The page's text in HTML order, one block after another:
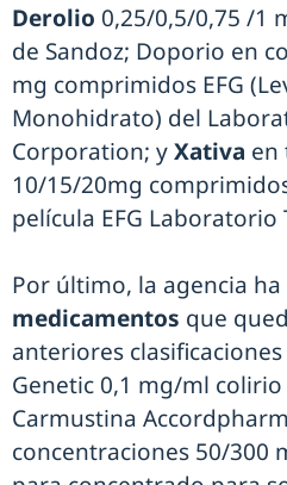
Derolio 0,25/0,5/0,75 /1
de Sandoz; Doporio en
mg comprimidos EFG
Monohidrato) del
Corporation; yXativa en
10/15/20mg
película EFG Laboratorio
Por último, la agencia
medicamentos que
anteriores
Genetic 0,1 mg/ml
Carmustina
concentraciones 50/300